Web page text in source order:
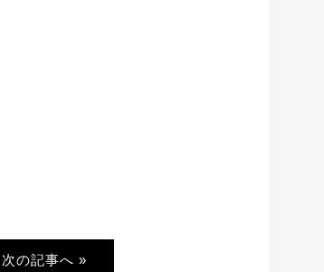
次の記事へ »